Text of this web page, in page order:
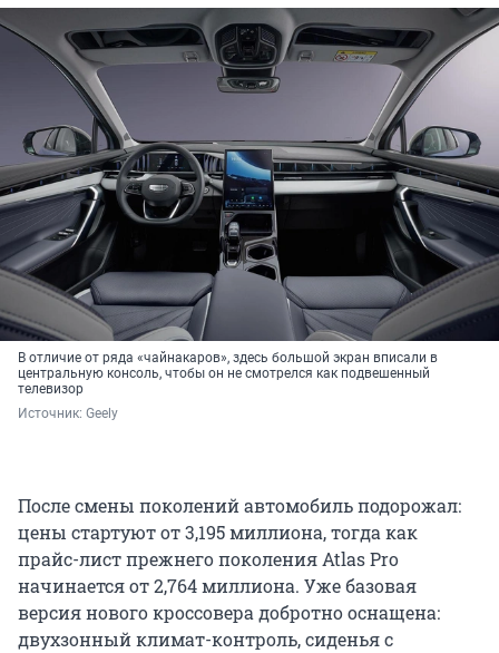
В отличие от ряда «чайнакаров», здесь большой экран вписали в
центральную консоль, чтобы он не смотрелся как подвешенный
телевизор
Источник: Geely
После смены поколений автомобиль подорожал:
цены стартуют от 3,195 миллиона, тогда как
прайс-лист прежнего поколения Atlas Pro
начинается от 2,764 миллиона. Уже базовая
версия нового кроссовера добротно оснащена:
двухзонный климат-контроль, сиденья с